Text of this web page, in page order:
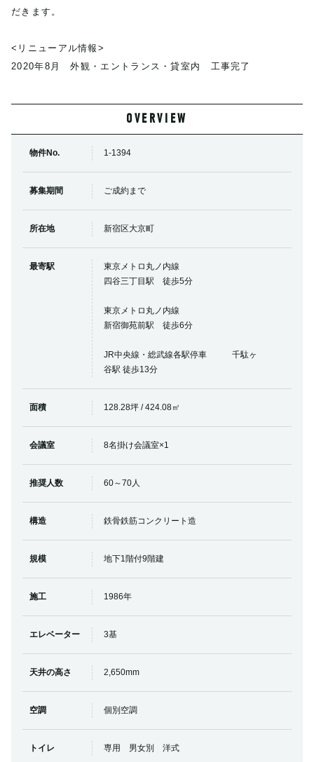
だきます。
<リニューアル情報>
2020年8月 外観・エントランス・貸室内 工事完了
OVERVIEW
物件No. 1-1394
募集期間 ご成約まで
所在地 新宿区大京町
最寄駅
東京メトロ丸ノ内線
四谷三丁目駅 徒歩5分
東京メトロ丸ノ内線
新宿御苑前駅 徒歩6分
JR中央線・総武線各駅停車 千駄ヶ
谷駅 徒歩13分
面積 128.28坪 / 424.08㎡
会議室 8名掛け会議室×1
推奨人数 60～70人
構造 鉄骨鉄筋コンクリート造
規模 地下1階付9階建
施工 1986年
エレベーター 3基
天井の高さ 2,650mm
空調 個別空調
トイレ 専用 男女別 洋式